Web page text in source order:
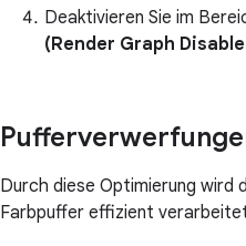
Deaktivieren Sie im
(Render Graph
Durch diese Optimierung wird
Farbpuffer effizient